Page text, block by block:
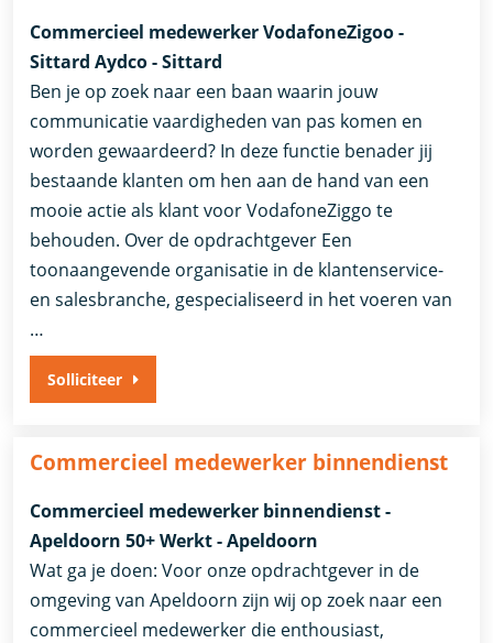
Commercieel medewerker VodafoneZigoo -
Sittard Aydco - Sittard
Ben je op zoek naar een baan waarin jouw
communicatie vaardigheden van pas komen en
worden gewaardeerd? In deze functie benader jij
bestaande klanten om hen aan de hand van een
mooie actie als klant voor VodafoneZiggo te
behouden. Over de opdrachtgever Een
toonaangevende organisatie in de klantenservice-
en salesbranche, gespecialiseerd in het voeren van
…
Solliciteer
Commercieel medewerker binnendienst
Commercieel medewerker binnendienst -
Apeldoorn 50+ Werkt - Apeldoorn
Wat ga je doen: Voor onze opdrachtgever in de
omgeving van Apeldoorn zijn wij op zoek naar een
commercieel medewerker die enthousiast,